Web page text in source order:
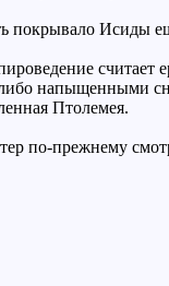
покрывало Исиды
считает
напыщенными
Птолемея.
по-прежнему